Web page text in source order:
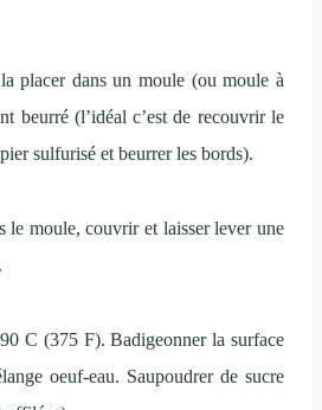
placer dans un moule (ou moule à
beurré (l’idéal c’est de recouvrir le
sulfurisé et beurrer les bords).
le moule, couvrir et laisser lever une
C (375 F). Badigeonner la surface
oeuf-eau. Saupoudrer de sucre